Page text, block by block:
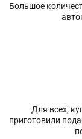
Большое
Для всех,
приготовили